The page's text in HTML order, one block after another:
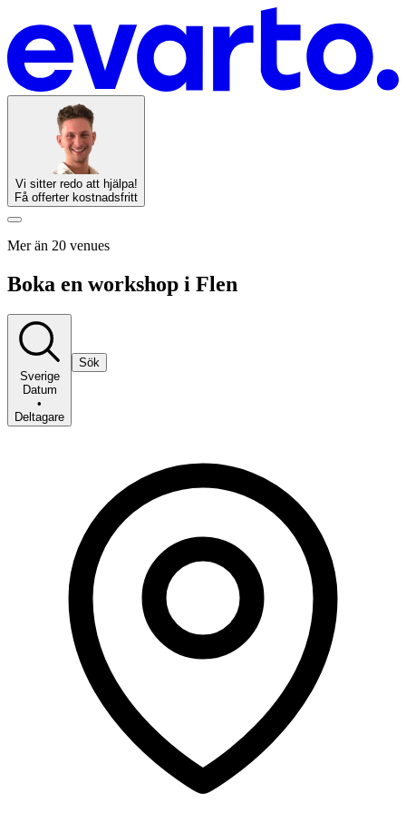
Vi sitter redo att hjälpa!
Få offerter kostnadsfritt
Mer än 20 venues
Boka en workshop i Flen
Sverige
Datum
•
Deltagare
Sök